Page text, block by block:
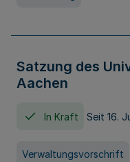
Satzung des
Aachen
In Kraft Seit 16.
Verwaltungsvorschrift